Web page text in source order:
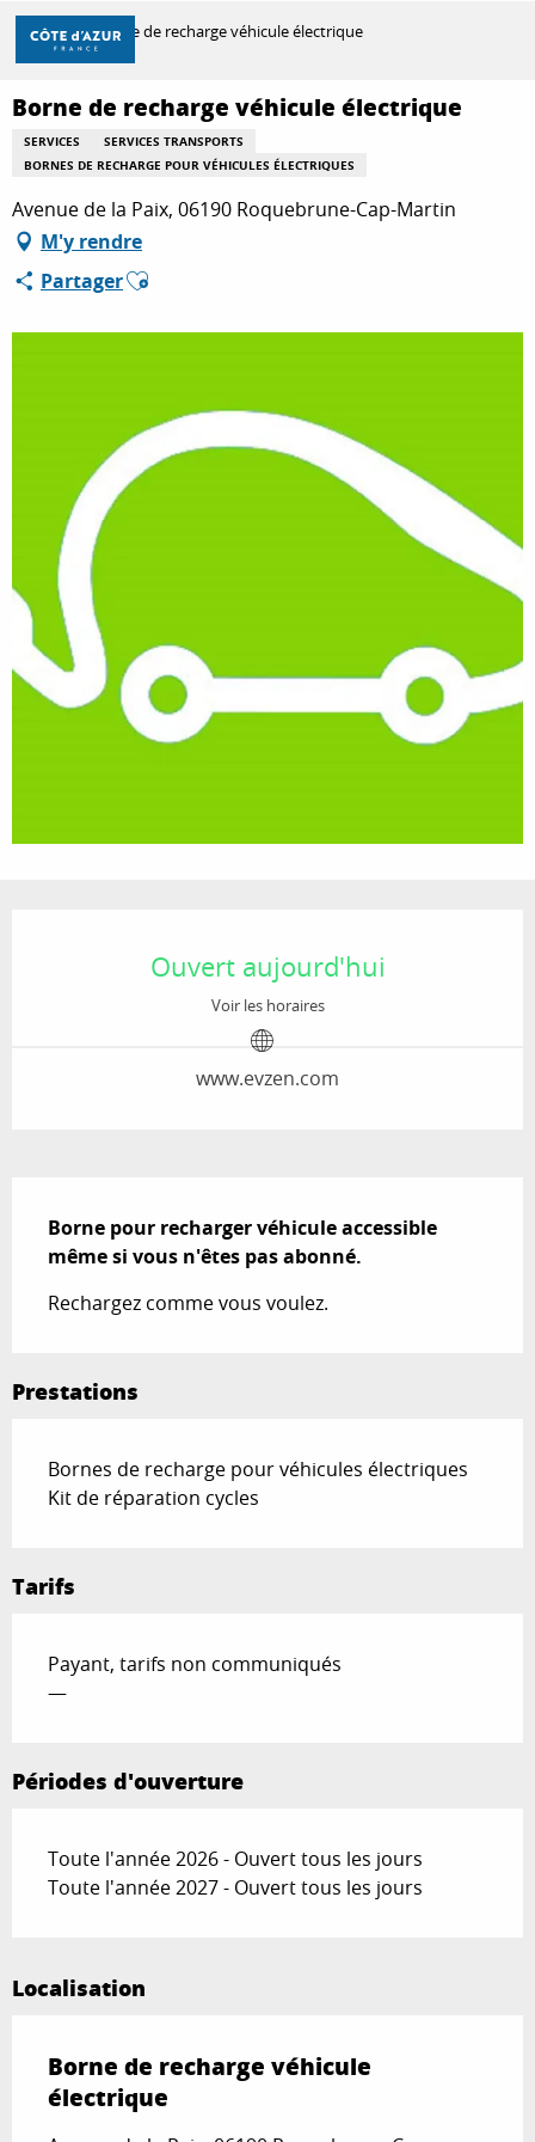
Aller
contenu
principal
DÉCOUVRIR
À FAIRE
SÉJOURNER
Accueil Borne de recharge véhicule électrique
Borne de recharge véhicule électrique
SERVICES
SERVICES TRANSPORTS
BORNES DE RECHARGE POUR VÉHICULES ÉLECTRIQUES
Avenue de la Paix, 06190 Roquebrune-Cap-Martin
M'y rendre
PartagerAjouter aux favoris
Ouvert aujourd'hui
Voir les horaires
www.evzen.com
Borne pour recharger véhicule accessible
même si vous n'êtes pas abonné.
Rechargez comme vous voulez.
Prestations
Bornes de recharge pour véhicules électriques
Kit de réparation cycles
Tarifs
Payant, tarifs non communiqués
—
Périodes d'ouverture
Toute l'année 2026 - Ouvert tous les jours
Toute l'année 2027 - Ouvert tous les jours
Localisation
Borne de recharge véhicule
électrique